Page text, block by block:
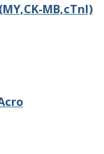
MB,cTnI)